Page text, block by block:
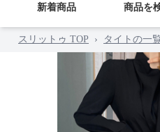
新着商品 商品を
スリットゥ TOP › タイトの一